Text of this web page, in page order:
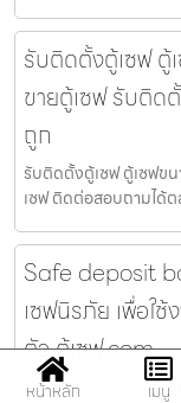
รับติดตั้งตู้เซฟ ตู้
ขายตู้เซฟ รับติด
ถูก
รับติดตั้งตู้เซฟ ตู้เซฟข
เซฟ ติดต่อสอบถามได้
Safe deposit
เซฟนิรภัย เพื่อใ
ตัว ตู้เซฟ.com
Safe deposit boxสีลม
หน้าหลัก เมนู